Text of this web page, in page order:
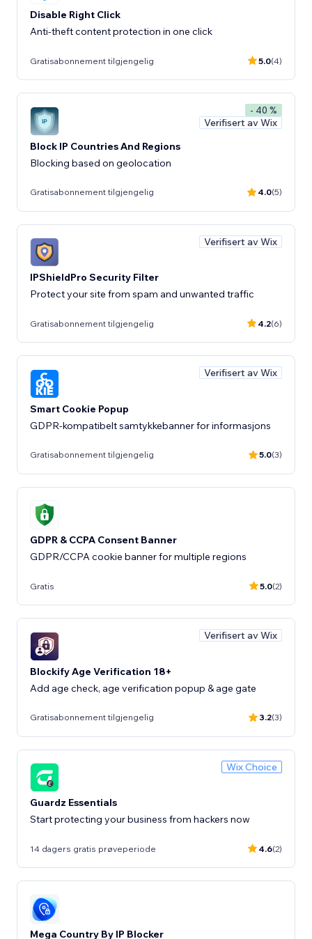
Disable Right Click
Anti-theft content protection in one click
Gratisabonnement tilgjengelig 5.0(4)
- 40 %
Verifisert av Wix
Block IP Countries And Regions
Blocking based on geolocation
Gratisabonnement tilgjengelig 4.0(5)
Verifisert av Wix
IPShieldPro Security Filter
Protect your site from spam and unwanted traffic
Gratisabonnement tilgjengelig 4.2(6)
Verifisert av Wix
Smart Cookie Popup
GDPR-kompatibelt samtykkebanner for informasjons
Gratisabonnement tilgjengelig 5.0(3)
GDPR & CCPA Consent Banner
GDPR/CCPA cookie banner for multiple regions
Gratis 5.0(2)
Verifisert av Wix
Blockify Age Verification 18+
Add age check, age verification popup & age gate
Gratisabonnement tilgjengelig 3.2(3)
Wix Choice
Guardz Essentials
Start protecting your business from hackers now
14 dagers gratis prøveperiode 4.6(2)
Mega Country By IP Blocker